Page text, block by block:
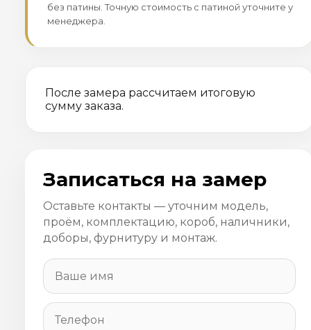
без патины. Точную стоимость с патиной уточните у
менеджера.
После замера рассчитаем итоговую
сумму заказа.
Записаться на замер
Оставьте контакты — уточним модель,
проём, комплектацию, короб, наличники,
доборы, фурнитуру и монтаж.